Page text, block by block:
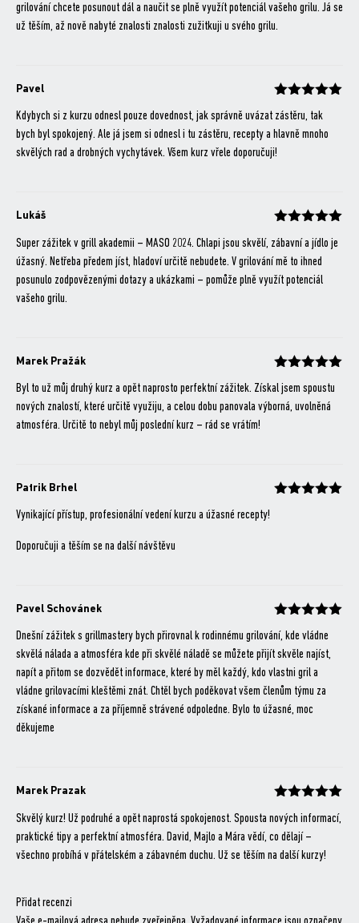
grilování chcete posunout dál a naučit se plně využít potenciál vašeho grilu. Já se
už těším, až nově nabyté znalosti znalosti zužitkuji u svého grilu.
Pavel
Kdybych si z kurzu odnesl pouze dovednost, jak správně uvázat zástěru, tak
bych byl spokojený. Ale já jsem si odnesl i tu zástěru, recepty a hlavně mnoho
skvělých rad a drobných vychytávek. Všem kurz vřele doporučuji!
Lukáš
Super zážitek v grill akademii – MASO 2024. Chlapi jsou skvělí, zábavní a jídlo je
úžasný. Netřeba předem jíst, hladoví určitě nebudete. V grilování mě to ihned
posunulo zodpovězenými dotazy a ukázkami – pomůže plně využít potenciál
vašeho grilu.
Marek Pražák
Byl to už můj druhý kurz a opět naprosto perfektní zážitek. Získal jsem spoustu
nových znalostí, které určitě využiju, a celou dobu panovala výborná, uvolněná
atmosféra. Určitě to nebyl můj poslední kurz – rád se vrátím!
Patrik Brhel
Vynikající přístup, profesionální vedení kurzu a úžasné recepty!
Doporučuji a těším se na další návštěvu
Pavel Schovánek
Dnešní zážitek s grillmastery bych přirovnal k rodinnému grilování, kde vládne
skvělá nálada a atmosféra kde při skvělé náladě se můžete přijít skvěle najíst,
napít a přitom se dozvědět informace, které by měl každý, kdo vlastni gril a
vládne grilovacími kleštěmi znát. Chtěl bych poděkovat všem členům týmu za
získané informace a za příjemně strávené odpoledne. Bylo to úžasné, moc
děkujeme
Marek Prazak
Skvělý kurz! Už podruhé a opět naprostá spokojenost. Spousta nových informací,
praktické tipy a perfektní atmosféra. David, Majlo a Mára vědí, co dělají –
všechno probíhá v přátelském a zábavném duchu. Už se těším na další kurzy!
Přidat recenzi